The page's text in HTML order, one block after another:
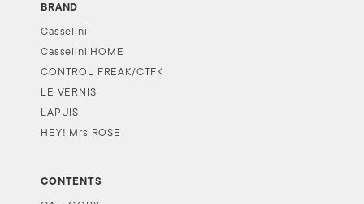
BRAND
Casselini
Casselini HOME
CONTROL FREAK/CTFK
LE VERNIS
LAPUIS
HEY! Mrs ROSE
CONTENTS